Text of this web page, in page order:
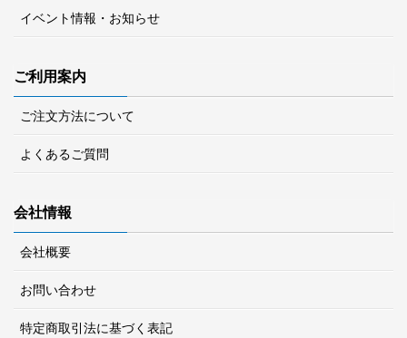
イベント情報・お知らせ
ご利用案内
ご注文方法について
よくあるご質問
会社情報
会社概要
お問い合わせ
特定商取引法に基づく表記